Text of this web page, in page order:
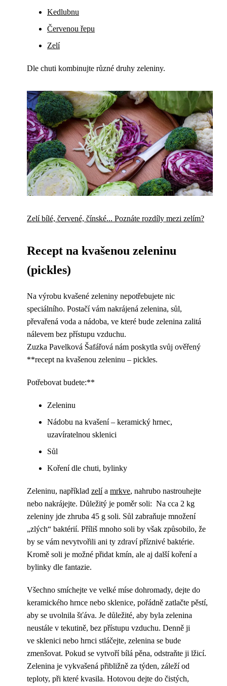
Kedlubnu
Červenou řepu
Zelí
Dle chuti kombinujte různé druhy zeleniny.
Zelí bílé, červené, čínské... Poznáte rozdíly mezi zelím?
Recept na kvašenou zeleninu
(pickles)
Na výrobu kvašené zeleniny nepotřebujete nic
speciálního. Postačí vám nakrájená zelenina, sůl,
převařená voda a nádoba, ve které bude zelenina zalitá
nálevem bez přístupu vzduchu.
Zuzka Pavelková Šafářová nám poskytla svůj ověřený
**recept na kvašenou zeleninu – pickles.
Potřebovat budete:**
Zeleninu
Nádobu na kvašení – keramický hrnec,
uzavíratelnou sklenici
Sůl
Koření dle chuti, bylinky
Zeleninu, například zelía mrkve, nahrubo nastrouhejte
nebo nakrájejte. Důležitý je poměr soli: Na cca 2 kg
zeleniny jde zhruba 45 g soli. Sůl zabraňuje množení
„zlých“ baktérií. Příliš mnoho soli by však způsobilo, že
by se vám nevytvořili ani ty zdraví příznivé baktérie.
Kromě soli je možné přidat kmín, ale aj další koření a
bylinky dle fantazie.
Všechno smíchejte ve velké míse dohromady, dejte do
keramického hrnce nebo sklenice, pořádně zatlačte pěstí,
aby se uvolnila šťáva. Je důležité, aby byla zelenina
neustále v tekutině, bez přístupu vzduchu. Denně ji
ve sklenici nebo hrnci stláčejte, zelenina se bude
zmenšovat. Pokud se vytvoří bílá pěna, odstraňte ji lžicí.
Zelenina je vykvašená přibližně za týden, záleží od
teploty, při které kvasila. Hotovou dejte do čistých,